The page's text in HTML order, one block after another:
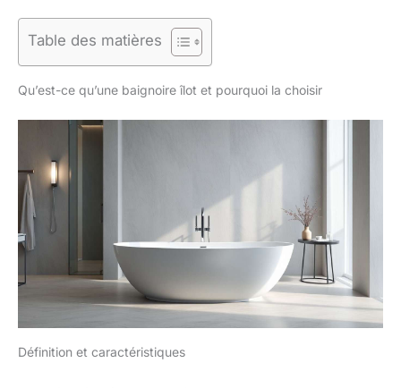
Table des matières
Qu’est-ce qu’une baignoire îlot et pourquoi la choisir
Définition et caractéristiques